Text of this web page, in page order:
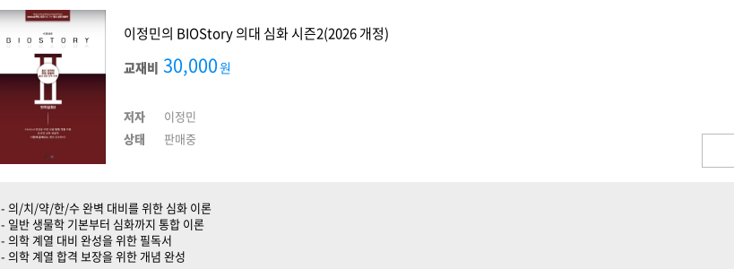
이정민의 BIOStory 의대 심화 시즌2(2026 개정)
교재비 30,000원
저자
이정민
상태
판매중
- 의/치/약/한/수 완벽 대비를 위한 심화 이론
- 일반 생물학 기본부터 심화까지 통합 이론
- 의학 계열 대비 완성을 위한 필독서
- 의학 계열 합격 보장을 위한 개념 완성